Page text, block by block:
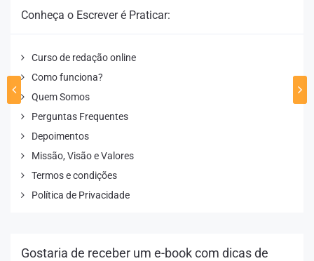
Conheça o Escrever é Praticar:
Curso de redação online
Como funciona?
Quem Somos
Perguntas Frequentes
Depoimentos
Missão, Visão e Valores
Termos e condições
Política de Privacidade
Gostaria de receber um e-book com dicas de